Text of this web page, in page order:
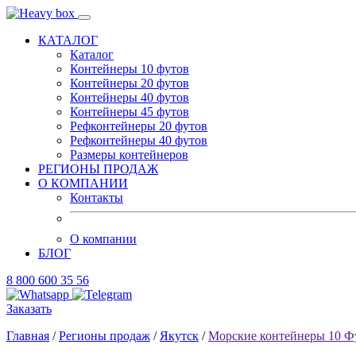
КАТАЛОГ
Каталог
Контейнеры 10 футов
Контейнеры 20 футов
Контейнеры 40 футов
Контейнеры 45 футов
Рефконтейнеры 20 футов
Рефконтейнеры 40 футов
Размеры контейнеров
РЕГИОНЫ ПРОДАЖ
О КОМПАНИИ
Контакты
О компании
БЛОГ
8 800 600 35 56
Заказать
Главная /Регионы продаж / Якутск /Морские контейнеры 10